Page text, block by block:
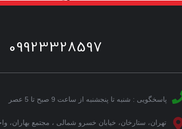
09923328597
پاسخگویی : شنبه تا پنجشنبه از ساعت 9 صبح تا 5 عصر
تهران، ستارخان، خیابان خسرو شمالی ، مجتمع بهاران، واحد 10